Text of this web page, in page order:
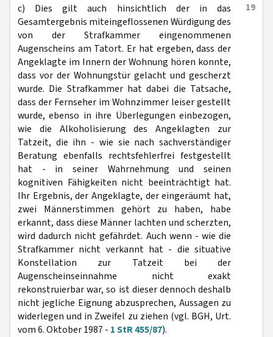
19
c) Dies gilt auch hinsichtlich der in das
Gesamtergebnis miteingeflossenen Würdigung des
von der Strafkammer eingenommenen
Augenscheins am Tatort. Er hat ergeben, dass der
Angeklagte im Innern der Wohnung hören konnte,
dass vor der Wohnungstür gelacht und gescherzt
wurde. Die Strafkammer hat dabei die Tatsache,
dass der Fernseher im Wohnzimmer leiser gestellt
wurde, ebenso in ihre Überlegungen einbezogen,
wie die Alkoholisierung des Angeklagten zur
Tatzeit, die ihn - wie sie nach sachverständiger
Beratung ebenfalls rechtsfehlerfrei festgestellt
hat - in seiner Wahrnehmung und seinen
kognitiven Fähigkeiten nicht beeinträchtigt hat.
Ihr Ergebnis, der Angeklagte, der eingeräumt hat,
zwei Männerstimmen gehört zu haben, habe
erkannt, dass diese Männer lachten und scherzten,
wird dadurch nicht gefährdet. Auch wenn - wie die
Strafkammer nicht verkannt hat - die situative
Konstellation zur Tatzeit bei der
Augenscheinseinnahme nicht exakt
rekonstruierbar war, so ist dieser dennoch deshalb
nicht jegliche Eignung abzusprechen, Aussagen zu
widerlegen und in Zweifel zu ziehen (vgl. BGH, Urt.
vom 6. Oktober 1987 - 1 StR 455/87).